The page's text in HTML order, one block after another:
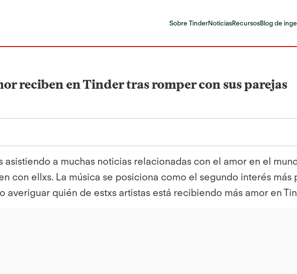
Sobre TinderNoticiasRecursosBlog de
reciben en Tinder tras romper con sus parejas
asistiendo a muchas noticias relacionadas con el amor en el
con ellxs. La música se posiciona como el segundo interés
averiguar quién de estxs artistas está recibiendo más amor en